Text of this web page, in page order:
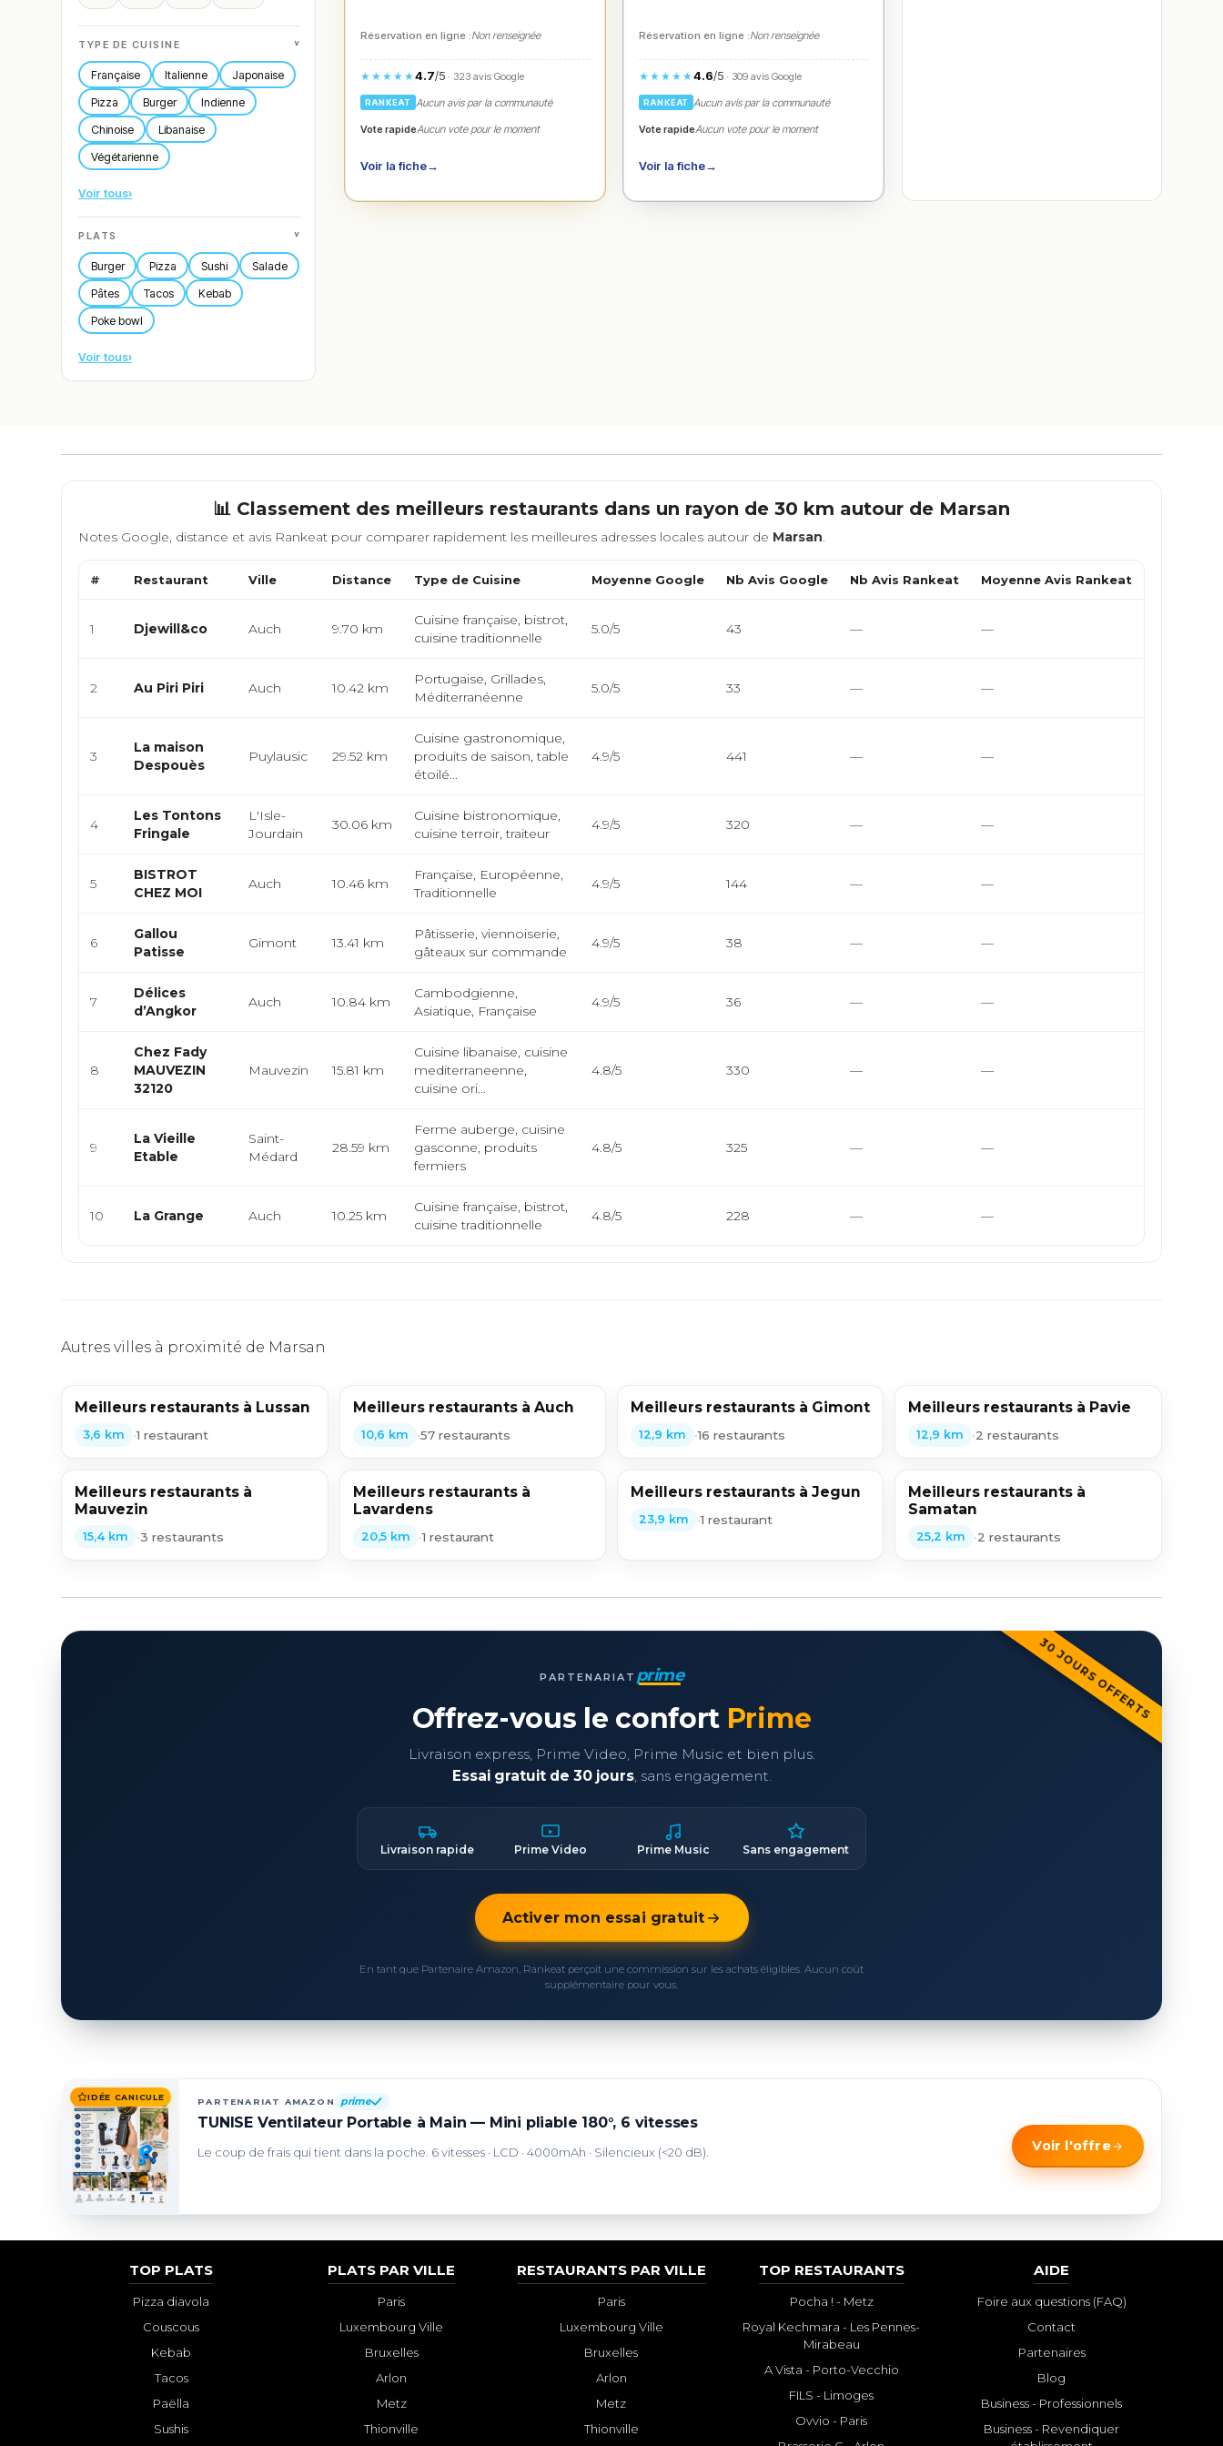
TYPE DE CUISINE ˅
Française Italienne
Japonaise
Pizza
Burger
Indienne
Chinoise
Libanaise
Végétarienne
Voir tous›
PLATS ˅
Burger Pizza Sushi
Salade
Pâtes
Tacos
Kebab
Poke bowl
Voir tous›
Réservation en ligne :Non renseignée
★★★★★4.7/5· 323 avis Google
RANKEAT Aucun avis par la communauté
Vote rapideAucun vote pour le moment
Voir la fiche→
Réservation en ligne :Non renseignée
★★★★★4.6/5· 309 avis Google
RANKEAT Aucun avis par la communauté
Vote rapideAucun vote pour le moment
Voir la fiche→
📊 Classement des meilleurs restaurants dans un rayon de 30 km autour de Marsan
Notes Google, distance et avis Rankeat pour comparer rapidement les meilleures adresses locales autour de Marsan.
# Restaurant Ville Distance Type de Cuisine Moyenne Google Nb Avis Google Nb Avis Rankeat Moyenne Avis Rankeat
1 Djewill&co Auch 9.70 km
Cuisine française, bistrot,
cuisine traditionnelle
5.0/5 43 — —
2 Au Piri Piri Auch 10.42 km
Portugaise, Grillades,
Méditerranéenne
5.0/5 33 — —
3
La maison
Despouès
Puylausic 29.52 km
Cuisine gastronomique,
produits de saison, table
étoilé...
4.9/5 441 — —
4
Les Tontons
Fringale
L'Isle-
Jourdain
30.06 km
Cuisine bistronomique,
cuisine terroir, traiteur
4.9/5 320 — —
5
BISTROT
CHEZ MOI
Auch 10.46 km
Française, Européenne,
Traditionnelle
4.9/5 144 — —
6
Gallou
Patisse
Gimont 13.41 km
Pâtisserie, viennoiserie,
gâteaux sur commande
4.9/5 38 — —
7
Délices
d’Angkor
Auch 10.84 km
Cambodgienne,
Asiatique, Française
4.9/5 36 — —
8
Chez Fady
MAUVEZIN
32120
Mauvezin 15.81 km
Cuisine libanaise, cuisine
mediterraneenne,
cuisine ori...
4.8/5 330 — —
9
La Vieille
Etable
Saint-
Médard
28.59 km
Ferme auberge, cuisine
gasconne, produits
fermiers
4.8/5 325 — —
10 La Grange Auch 10.25 km
Cuisine française, bistrot,
cuisine traditionnelle
4.8/5 228 — —
Autres villes à proximité de Marsan
Meilleurs restaurants à Lussan
3,6 km •1 restaurant
Meilleurs restaurants à Auch
10,6 km •57 restaurants
Meilleurs restaurants à Gimont
12,9 km •16 restaurants
Meilleurs restaurants à Pavie
12,9 km •2 restaurants
Meilleurs restaurants à
Mauvezin
15,4 km •3 restaurants
Meilleurs restaurants à
Lavardens
20,5 km •1 restaurant
Meilleurs restaurants à Jegun
23,9 km •1 restaurant
Meilleurs restaurants à
Samatan
25,2 km •2 restaurants
30 JOURS OFFERTS
PARTENARIAT prime
Offrez-vous le confort Prime
Livraison express, Prime Video, Prime Music et bien plus.
Essai gratuit de 30 jours, sans engagement.
Livraison rapide Prime Video Prime Music Sans engagement
Activer mon essai gratuit
En tant que Partenaire Amazon, Rankeat perçoit une commission sur les achats éligibles. Aucun coût
supplémentaire pour vous.
IDÉE CANICULE PARTENARIAT AMAZON prime
TUNISE Ventilateur Portable à Main — Mini pliable 180°, 6 vitesses
Le coup de frais qui tient dans la poche. 6 vitesses · LCD · 4000mAh · Silencieux (<20 dB). Voir l'offre
TOP PLATS
Pizza diavola
Couscous
Kebab
Tacos
Paëlla
Sushis
PLATS PAR VILLE
Paris
Luxembourg Ville
Bruxelles
Arlon
Metz
Thionville
RESTAURANTS PAR VILLE
Paris
Luxembourg Ville
Bruxelles
Arlon
Metz
Thionville
TOP RESTAURANTS
Pocha ! - Metz
Royal Kechmara - Les Pennes-
Mirabeau
A Vista - Porto-Vecchio
FILS - Limoges
Ovvio - Paris
AIDE
Foire aux questions (FAQ)
Contact
Partenaires
Blog
Business - Professionnels
Business - Revendiquer